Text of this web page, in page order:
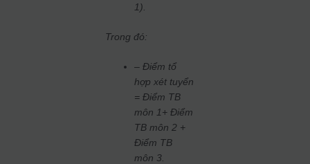
1).
Trong đó:
– Điểm tổ
hợp xét tuyển
= Điểm TB
môn 1+ Điểm
TB môn 2 +
Điểm TB
môn 3.